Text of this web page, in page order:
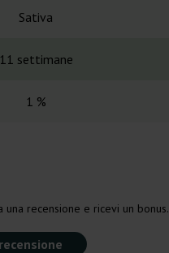
Sativa
11 settimane
1 %
recensione e ricevi un bonus.